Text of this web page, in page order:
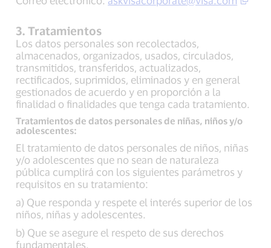
3. Tratamientos
Los datos personales son recolectados,
almacenados, organizados, usados, circulados,
transmitidos, transferidos, actualizados,
rectificados, suprimidos, eliminados y en general
gestionados de acuerdo y en proporción a la
finalidad o finalidades que tenga cada tratamiento.
Tratamientos de datos personales de niñas, niños y/o
adolescentes:
El tratamiento de datos personales de niños, niñas
y/o adolescentes que no sean de naturaleza
pública cumplirá con los siguientes parámetros y
requisitos en su tratamiento:
a) Que responda y respete el interés superior de los
niños, niñas y adolescentes.
b) Que se asegure el respeto de sus derechos
fundamentales.